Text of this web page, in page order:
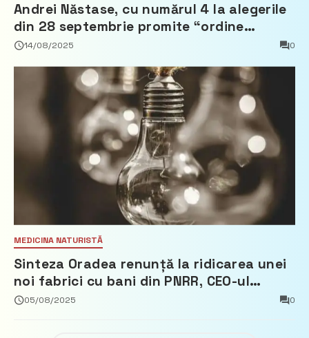
Andrei Năstase, cu numărul 4 la alegerile
din 28 septembrie promite “ordine
europeană” și 10 miliarde pentru cetățeni
14/08/2025 0
MEDICINA NATURISTĂ
Sinteza Oradea renunță la ridicarea unei
noi fabrici cu bani din PNRR, CEO-ul
demisionează – Profit.ro
05/08/2025 0